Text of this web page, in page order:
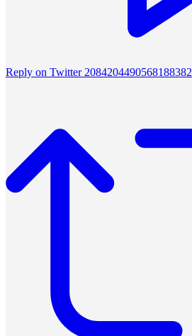
Reply on Twitter 2084204490568188382